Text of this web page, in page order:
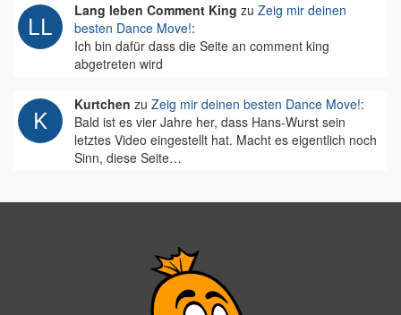
Lang leben Comment King zu Zeig mir deinen
besten Dance Move!:
Ich bin dafür dass die Seite an comment king
abgetreten wird
Kurtchen zu Zeig mir deinen besten Dance Move!:
Bald ist es vier Jahre her, dass Hans-Wurst sein
letztes Video eingestellt hat. Macht es eigentlich noch
Sinn, diese Seite…